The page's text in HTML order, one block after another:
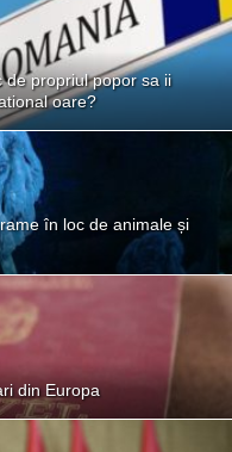
de propriul popor sa ii
oare?
în loc de animale și
din Europa